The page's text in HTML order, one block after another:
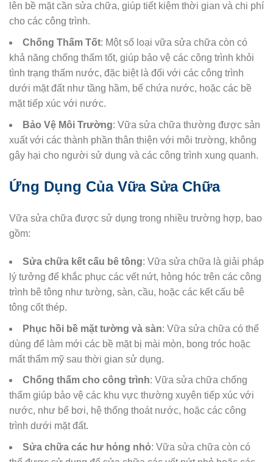
lên bề mặt cần sửa chữa, giúp tiết kiệm thời gian và chi phí
cho các công trình.
Chống Thấm Tốt: Một số loại vữa sửa chữa còn có
khả năng chống thấm tốt, giúp bảo vệ các công trình khỏi
tình trạng thấm nước, đặc biệt là đối với các công trình
dưới mặt đất như tầng hầm, bể chứa nước, hoặc các bề
mặt tiếp xúc với nước.
Bảo Vệ Môi Trường: Vữa sửa chữa thường được sản
xuất với các thành phần thân thiện với môi trường, không
gây hại cho người sử dụng và các công trình xung quanh.
Ứng Dụng Của Vữa Sửa Chữa
Vữa sửa chữa được sử dụng trong nhiều trường hợp, bao
gồm:
Sửa chữa kết cấu bê tông: Vữa sửa chữa là giải pháp
lý tưởng để khắc phục các vết nứt, hỏng hóc trên các công
trình bê tông như tường, sàn, cầu, hoặc các kết cấu bê
tông cốt thép.
Phục hồi bề mặt tường và sàn: Vữa sửa chữa có thể
dùng để làm mới các bề mặt bị mài mòn, bong tróc hoặc
mất thẩm mỹ sau thời gian sử dụng.
Chống thấm cho công trình: Vữa sửa chữa chống
thấm giúp bảo vệ các khu vực thường xuyên tiếp xúc với
nước, như bể bơi, hệ thống thoát nước, hoặc các công
trình dưới mặt đất.
Sửa chữa các hư hỏng nhỏ: Vữa sửa chữa còn có